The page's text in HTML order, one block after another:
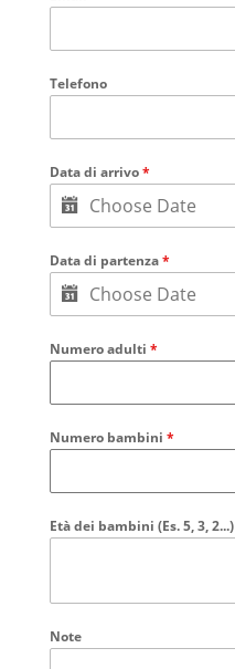
Telefono
Data di arrivo*
Data di partenza*
Numero adulti *
Numero bambini *
Età dei bambini (Es. 5, 3, 2...)
Note